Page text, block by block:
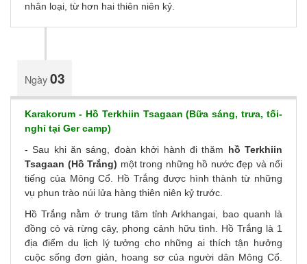
nhân loại, từ hơn hai thiên niên kỷ.
Ngày03
Karakorum - Hồ Terkhiin Tsagaan (Bữa sáng, trưa, tối-
nghỉ tại Ger camp)
- Sau khi ăn sáng, đoàn khởi hành đi thăm hồ Terkhiin
Tsagaan (Hồ Trắng) một trong những hồ nước đẹp và nổi
tiếng của Mông Cổ. Hồ Trắng được hình thành từ những
vụ phun trào núi lửa hàng thiên niên kỷ trước.
Hồ Trắng nằm ở trung tâm tỉnh Arkhangai, bao quanh là
đồng cỏ và rừng cây, phong cảnh hữu tình. Hồ Trắng là 1
địa điểm du lịch lý tưởng cho những ai thích tận hưởng
cuộc sống đơn giản, hoang sơ của người dân Mông Cổ.